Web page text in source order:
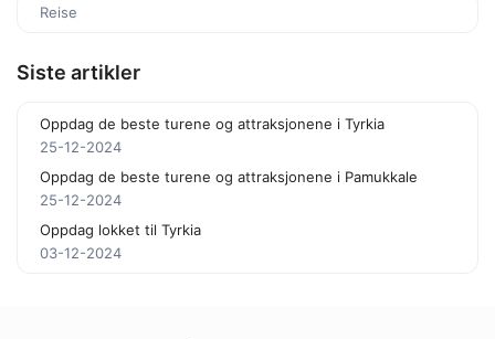
Reise
Siste artikler
Oppdag de beste turene og attraksjonene i Tyrkia
25-12-2024
Oppdag de beste turene og attraksjonene i Pamukkale
25-12-2024
Oppdag lokket til Tyrkia
03-12-2024